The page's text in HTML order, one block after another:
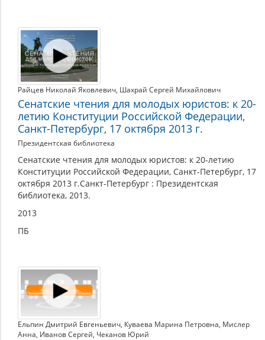
Райцев Николай Яковлевич, Шахрай Сергей Михайлович
Сенатские чтения для молодых юристов: к 20-
летию Конституции Российской Федерации,
Санкт-Петербург, 17 октября 2013 г.
Президентская библиотека
Сенатские чтения для молодых юристов: к 20-летию
Конституции Российской Федерации, Санкт-Петербург, 17
октября 2013 г.Санкт-Петербург : Президентская
библиотека, 2013.
2013
ПБ
Ельпин Дмитрий Евгеньевич, Куваева Марина Петровна, Мислер
Анна, Иванов Сергей, Чеканов Юрий